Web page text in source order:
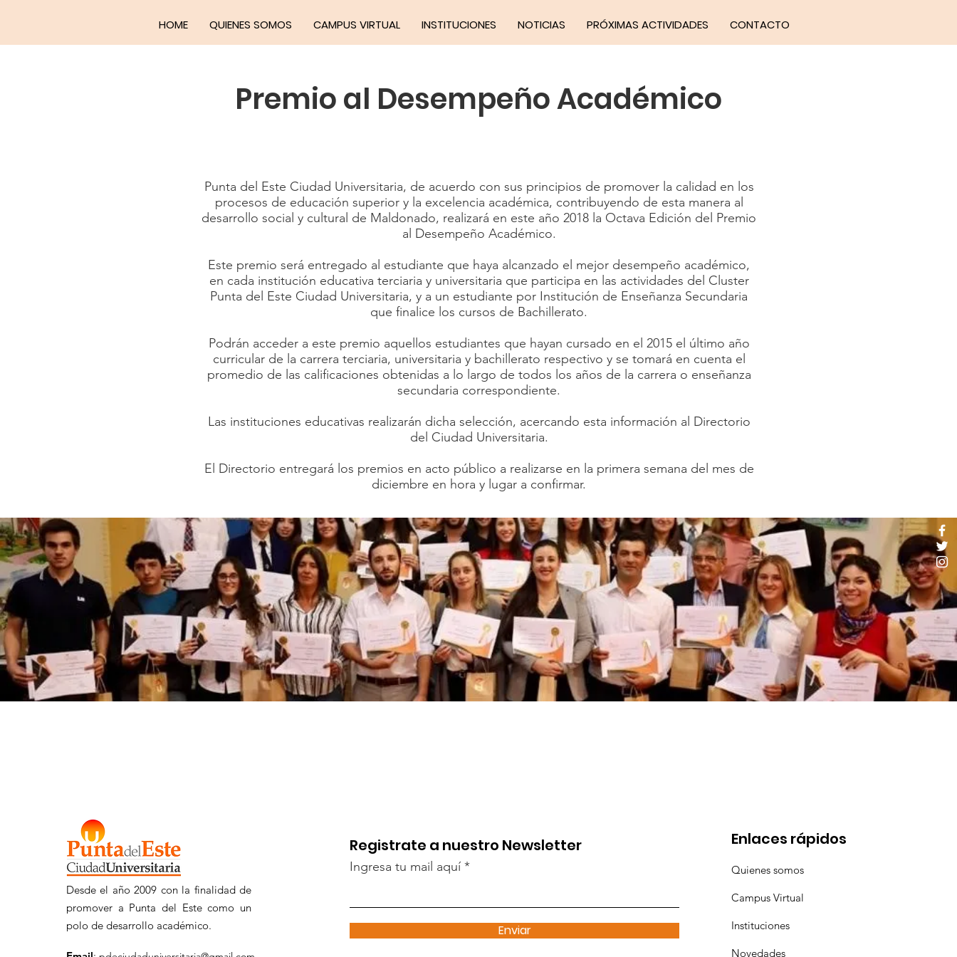
HOME QUIENES SOMOS CAMPUS VIRTUAL INSTITUCIONES NOTICIAS PRÓXIMAS ACTIVIDADES CONTACTO
Premio al Desempeño Académico
Punta del Este Ciudad Universitaria, de acuerdo con sus principios de promover la calidad en los
procesos de educación superior y la excelencia académica, contribuyendo de esta manera al
desarrollo social y cultural de Maldonado, realizará en este año 2018 la Octava Edición del Premio
al Desempeño Académico.
Este premio será entregado al estudiante que haya alcanzado el mejor desempeño académico,
en cada institución educativa terciaria y universitaria que participa en las actividades del Cluster
Punta del Este Ciudad Universitaria, y a un estudiante por Institución de Enseñanza Secundaria
que finalice los cursos de Bachillerato.
Podrán acceder a este premio aquellos estudiantes que hayan cursado en el 2015 el último año
curricular de la carrera terciaria, universitaria y bachillerato respectivo y se tomará en cuenta el
promedio de las calificaciones obtenidas a lo largo de todos los años de la carrera o enseñanza
secundaria correspondiente.
Las instituciones educativas realizarán dicha selección, acercando esta información al Directorio
del Ciudad Universitaria.
El Directorio entregará los premios en acto público a realizarse en la primera semana del mes de
diciembre en hora y lugar a confirmar.
Desde el año 2009 con la finalidad de
promover a Punta del Este como un
polo de desarrollo académico.
Registrate a nuestro Newsletter
Ingresa tu mail aquí
Enviar
Enlaces rápidos
Quienes somos
Campus Virtual
Instituciones
Novedades